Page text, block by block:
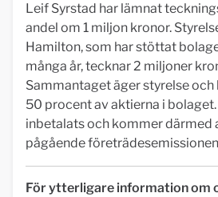
Leif Syrstad har lämnat
andel om 1 miljon kronor.
Hamilton, som har stöttat
många år, tecknar 2 miljoner
Sammantaget äger styrelse och
50 procent av aktierna i
inbetalats och kommer därmed
pågående
För ytterligare information om